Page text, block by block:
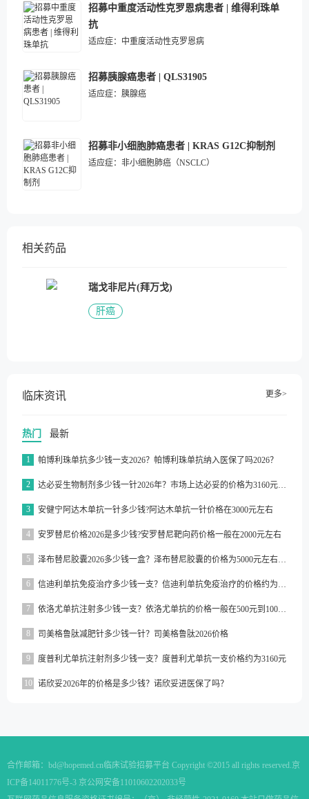
招募中重度活动性克罗恩病患者 | 维得利珠单
抗
适应症： 中重度活动性克罗恩病
招募胰腺癌患者 | QLS31905
适应症： 胰腺癌
招募非小细胞肺癌患者 | KRAS G12C抑制剂
适应症： 非小细胞肺癌（NSCLC）
相关药品
瑞戈非尼片(拜万戈)
肝癌
临床资讯 更多>
热门 最新
1 帕博利珠单抗多少钱一支2026？帕博利珠单抗纳入医保了吗2026？
2 达必妥生物制剂多少钱一针2026年？市场上达必妥的价格为3160元/支左右
3 安健宁阿达木单抗一针多少钱?阿达木单抗一针价格在3000元左右
4 安罗替尼价格2026是多少钱?安罗替尼靶向药价格一般在2000元左右
5 泽布替尼胶囊2026多少钱一盒？泽布替尼胶囊的价格为5000元左右一盒
6 信迪利单抗免疫治疗多少钱一支？信迪利单抗免疫治疗的价格约为2843元一支
7 依洛尤单抗注射多少钱一支？依洛尤单抗的价格一般在500元到1000元之间一支
8 司美格鲁肽减肥针多少钱一针？司美格鲁肽2026价格
9 度普利尤单抗注射剂多少钱一支？度普利尤单抗一支价格约为3160元
10 诺欣妥2026年的价格是多少钱？诺欣妥进医保了吗？
合作邮箱： bd@hopemed.cn临床试验招募平台 Copyright ©2015 all rights reserved.京
ICP备14011776号-3 京公网安备11010602202033号